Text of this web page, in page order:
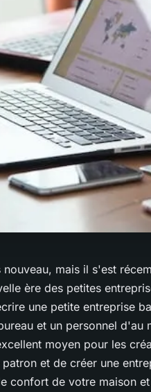
mais il s'est
ère des petites
une petite entreprise
et un personnel d'au
moyen pour les
et de créer une
confort de votre maison